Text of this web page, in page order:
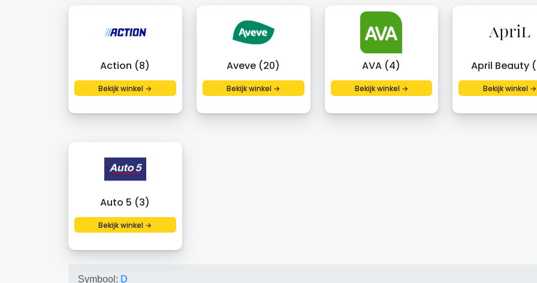
Action (8)
Bekijk winkel →
Aveve (20)
Bekijk winkel →
AVA (4)
Bekijk winkel →
April Beauty
Bekijk winkel →
Auto 5 (3)
Bekijk winkel →
Symbool: D